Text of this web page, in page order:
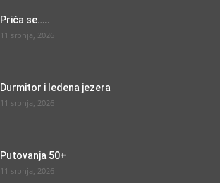
Priča se…..
11 srpnja, 2026
Durmitor i ledena jezera
11 srpnja, 2026
Putovanja 50+
11 srpnja, 2026